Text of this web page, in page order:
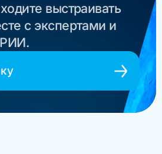
выстраивать
с экспертами и